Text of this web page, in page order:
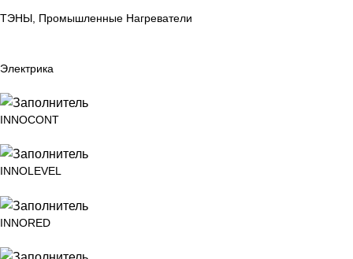
ТЭНЫ, Промышленные Нагреватели
Электрика
INNOCONT
INNOLEVEL
INNORED